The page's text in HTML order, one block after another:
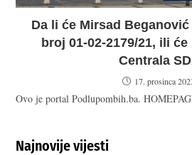
Da li će Mirsad
broj 01-02-2179/21, ili
Centrala
17. prosinca
Ovo je portal Podlupombih.ba.
Najnovije vijesti